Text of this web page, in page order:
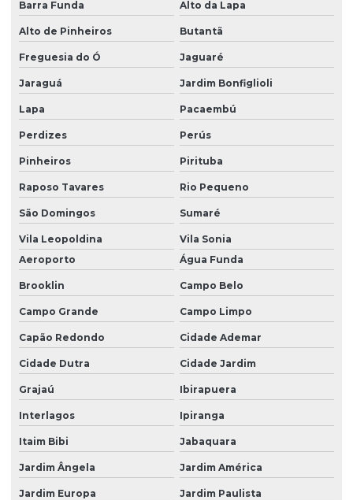
Barra Funda Alto da Lapa
Alto de Pinheiros Butantã
Freguesia do Ó Jaguaré
Jaraguá Jardim Bonfiglioli
Lapa Pacaembú
Perdizes Perús
Pinheiros Pirituba
Raposo Tavares Rio Pequeno
São Domingos Sumaré
Vila Leopoldina
Vila Sonia
Aeroporto
Água Funda
Brooklin Campo Belo
Campo Grande Campo Limpo
Capão Redondo Cidade Ademar
Cidade Dutra Cidade Jardim
Grajaú Ibirapuera
Interlagos Ipiranga
Itaim Bibi Jabaquara
Jardim Ângela Jardim América
Jardim Europa Jardim Paulista